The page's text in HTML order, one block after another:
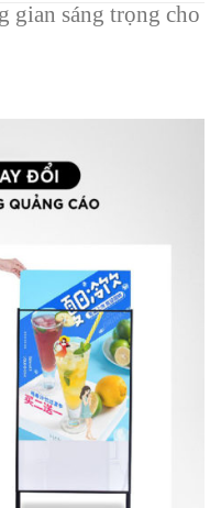
gian sáng trọng cho